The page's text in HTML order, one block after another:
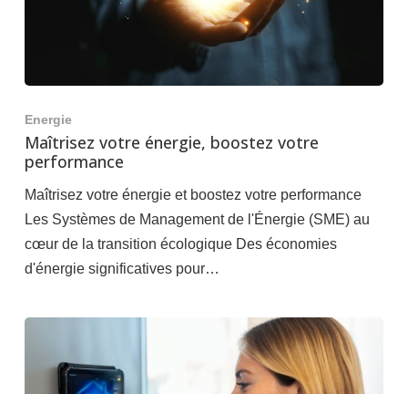
Energie
Maîtrisez votre énergie, boostez votre
performance
Maîtrisez votre énergie et boostez votre performance
Les Systèmes de Management de l'Énergie (SME) au
cœur de la transition écologique Des économies
d'énergie significatives pour…